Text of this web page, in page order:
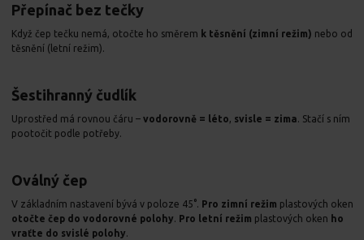
Přepínač bez tečky
Když čep tečku nemá, otočte ho směrem k těsnění (zimní režim) nebo od
těsnění (letní režim).
Šestihranný čudlík
Uprostřed má rovnou čáru – vodorovně = léto, svisle = zima. Stačí s ním
pootočit podle potřeby.
Oválný čep
V základním nastavení bývá v poloze 45°. Pro zimní režim plastových oken
otočte čep do vodorovné polohy. Pro letní režim plastových oken ho
vraťte do svislé polohy.